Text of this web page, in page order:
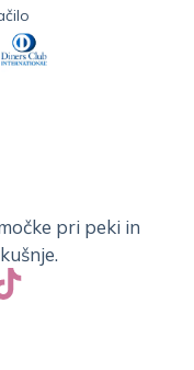
pri peki in